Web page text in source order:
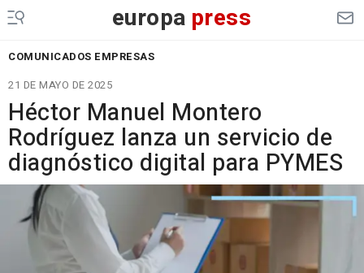
europa press
COMUNICADOS EMPRESAS
21 DE MAYO DE 2025
Héctor Manuel Montero
Rodríguez lanza un servicio de
diagnóstico digital para PYMES